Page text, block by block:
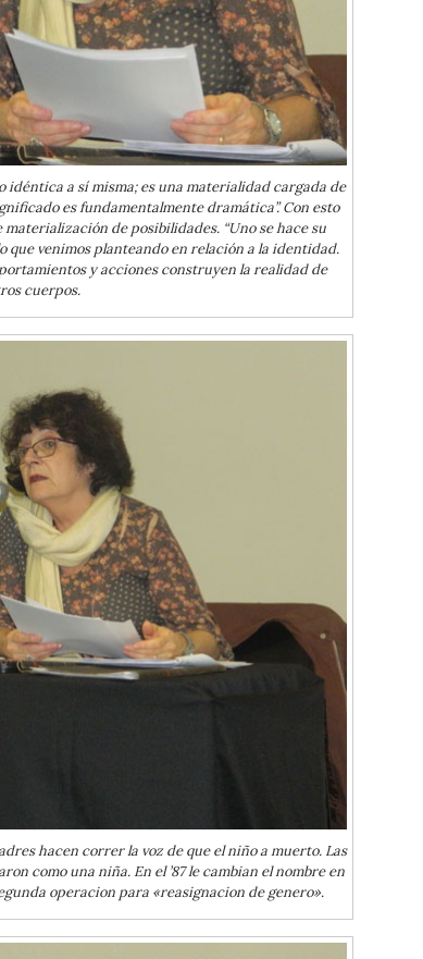
idéntica a sí misma; es una materialidad cargada de
es fundamentalmente dramática”. Con esto
de posibilidades. “Uno se hace su
venimos planteando en relación a la identidad.
y acciones construyen la realidad de
cuerpos.
hacen correr la voz de que el niño a muerto. Las
como una niña. En el ’87 le cambian el nombre en
operacion para «reasignacion de genero».